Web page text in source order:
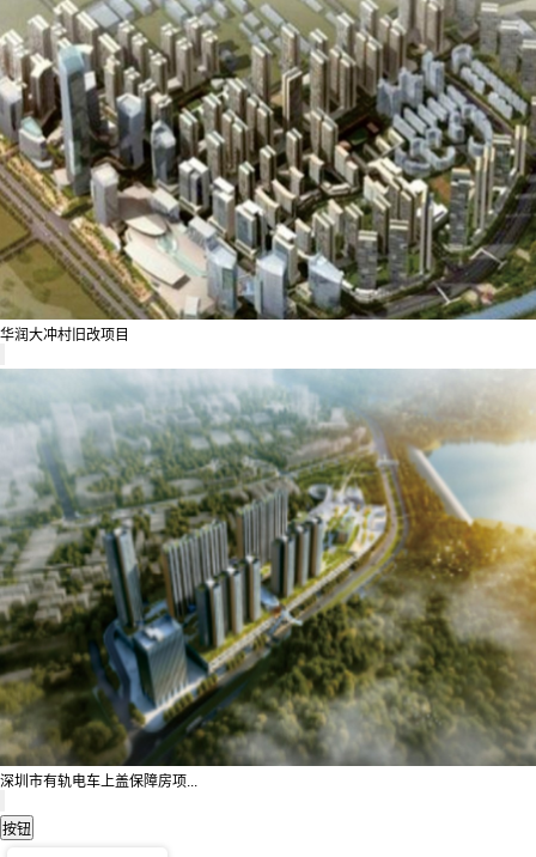
华润大冲村旧改项目
深圳市有轨电车上盖保障房项...